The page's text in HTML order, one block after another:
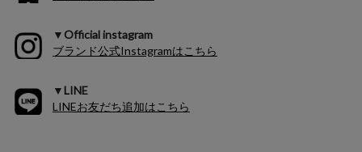
▼Official instagram
ブランド公式Instagramはこちら
▼LINE
LINEお友だち追加はこちら